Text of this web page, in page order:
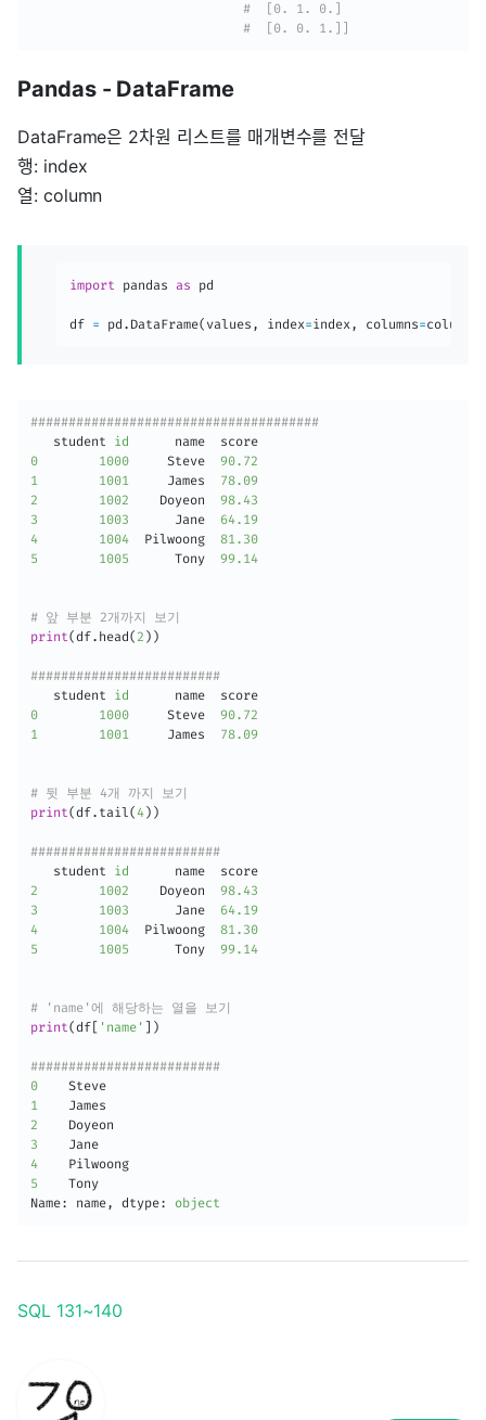
#  [0. 1. 0.]
#  [0. 0. 1.]]
Pandas - DataFrame
DataFrame은 2차원 리스트를 매개변수를 전달
행: index
열: column
import pandas as pd
df = pd . DataFrame( values , index=index, columns=columns
######################################
   student
id
0
1000
     Steve
90.72
1
1001
     James
78.09
2
1002
    Doyeon
98.43
3
1003
      Jane
64.19
4
1004
  Pilwoong
81.30
5
1005
      Tony
99.14
# 앞 부분 2개까지 보기
print(df. head ( 2 ) )
#########################
   student
id
0
1000
     Steve
90.72
1
1001
     James
78.09
# 뒷 부분 4개 까지 보기
print(df. tail( 4 ) )
#########################
   student
id
2
1002
    Doyeon
98.43
3
1003
      Jane
64.19
4
1004
  Pilwoong
81.30
5
1005
      Tony
99.14
# 'name'에 해당하는 열을 보기
print(df 'name' )
#########################
0
1
2
3
4
5
    Tony
Name: name, dtype: object
SQL 131~140